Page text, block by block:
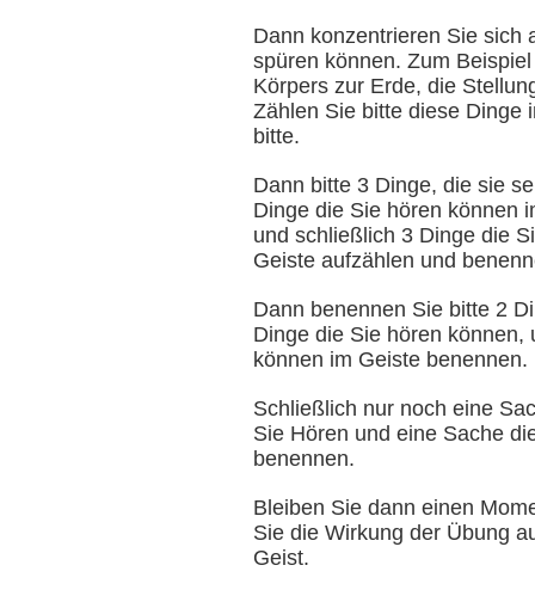
Dann konzentrieren Sie sich
spüren können. Zum
Körpers zur Erde, die
Zählen Sie bitte diese Dinge
bitte.
Dann bitte 3 Dinge, die sie
Dinge die Sie hören können
und schließlich 3 Dinge die
Geiste aufzählen und
Dann benennen Sie bitte 2
Dinge die Sie hören
können im Geiste benennen.
Schließlich nur noch eine
Sie Hören und eine Sache
benennen.
Bleiben Sie dann einen
Sie die Wirkung der Übung
Geist.